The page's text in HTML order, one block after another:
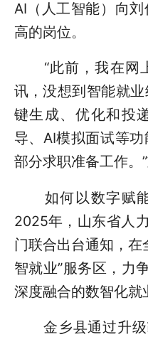
AI（人工智能）向
高的岗位。
“此前，我在网
讯，没想到智能就
键生成、优化和投
导、AI模拟面试等
部分求职准备工作。”
如何以数字赋能
2025年，山东省人
门联合出台通知，在
智就业”服务区，力
深度融合的数智化就
金乡县通过升级